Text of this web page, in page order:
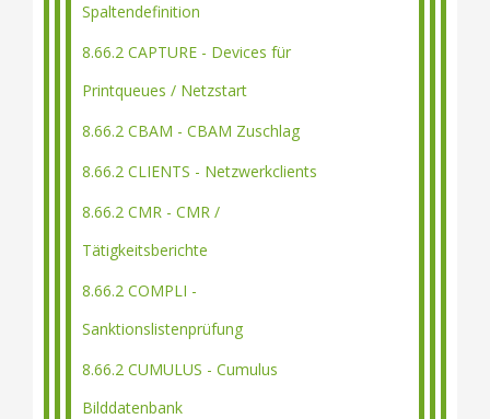
Spaltendefinition
8.66.2 CAPTURE - Devices für
Printqueues / Netzstart
8.66.2 CBAM - CBAM Zuschlag
8.66.2 CLIENTS - Netzwerkclients
8.66.2 CMR - CMR /
Tätigkeitsberichte
8.66.2 COMPLI -
Sanktionslistenprüfung
8.66.2 CUMULUS - Cumulus
Bilddatenbank